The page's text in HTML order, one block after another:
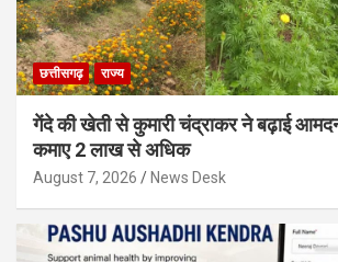
छत्तीसगढ़ राज्य
गेंदे की खेती से कुमारी चंद्राकर ने बढ़ाई
कमाए 2 लाख से अधिक
August 7, 2026 News Desk